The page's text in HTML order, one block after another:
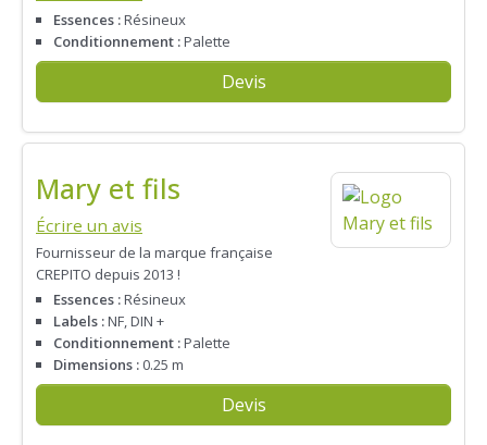
Essences :Résineux
Conditionnement :Palette
Devis
Mary et fils
Écrire un avis
Fournisseur de la marque française
CREPITO depuis 2013 !
Essences :Résineux
Labels :NF, DIN +
Conditionnement :Palette
Dimensions : 0.25 m
Devis